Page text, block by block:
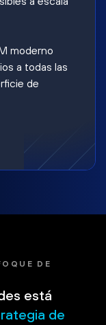
moderno
a todas las
de
DE
está
de